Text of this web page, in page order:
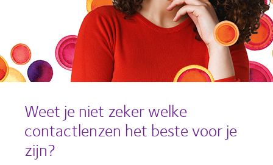
Weet je niet zeker welke
contactlenzen het beste voor je
zijn?